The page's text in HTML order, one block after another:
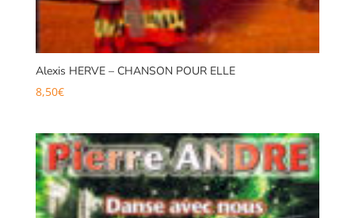
Alexis HERVE – CHANSON POUR ELLE
8,50€